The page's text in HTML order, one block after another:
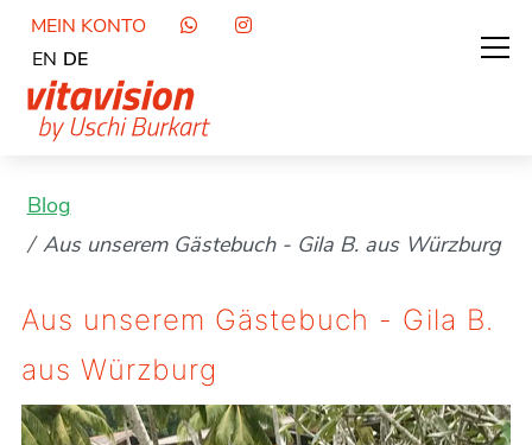
MEIN KONTO
EN DE
Blog
Aus unserem Gästebuch - Gila B. aus Würzburg
Aus unserem Gästebuch - Gila B.
aus Würzburg